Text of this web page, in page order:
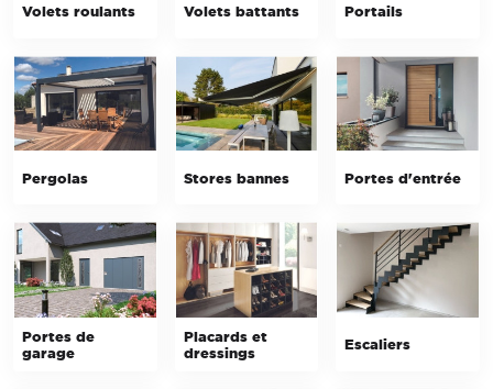
Volets roulants Volets battants Portails
Pergolas Stores bannes Portes d'entrée
Portes de
garage
Placards et
dressings
Escaliers